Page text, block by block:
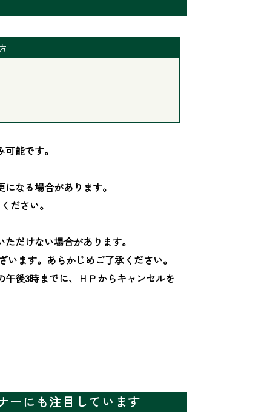
能です。
なる場合があります。
ださい。
だけない場合があります。
ます。あらかじめご了承ください。
後3時までに、ＨＰからキャンセルを
ーにも注目しています